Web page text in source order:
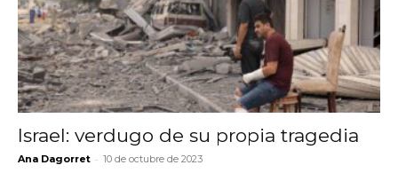
Israel: verdugo de su propia tragedia
Ana Dagorret - 10 de octubre de 2023